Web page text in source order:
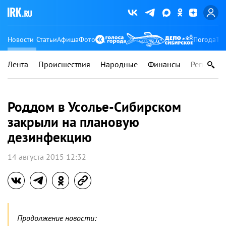
Новости СтатьиАфишаФото Погода
Лента Происшествия Народные Финансы Регионы
Роддом в Усолье-Сибирском
закрыли на плановую
дезинфекцию
14 августа 2015 12:32
Продолжение новости: